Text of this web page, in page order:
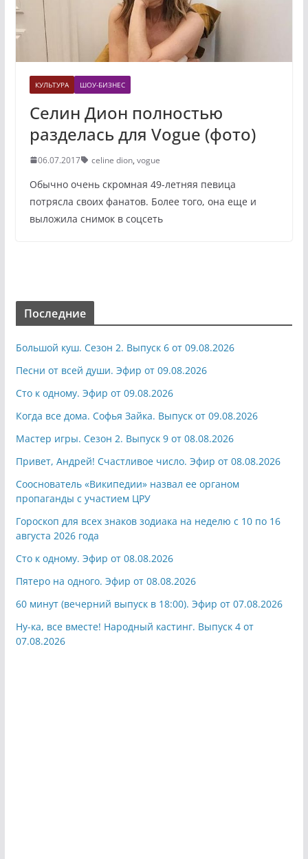
КУЛЬТУРА ШОУ-БИЗНЕС
Селин Дион полностью
разделась для Vogue (фото)
06.07.2017 celine dion, vogue
Обычно очень скромная 49-летняя певица
потрясла своих фанатов. Более того, она еще и
выложила снимок в соцсеть
Последние
Большой куш. Сезон 2. Выпуск 6 от 09.08.2026
Песни от всей души. Эфир от 09.08.2026
Сто к одному. Эфир от 09.08.2026
Когда все дома. Софья Зайка. Выпуск от 09.08.2026
Мастер игры. Сезон 2. Выпуск 9 от 08.08.2026
Привет, Андрей! Счастливое число. Эфир от 08.08.2026
Сооснователь «Википедии» назвал ее органом
пропаганды с участием ЦРУ
Гороскоп для всех знаков зодиака на неделю с 10 по 16
августа 2026 года
Сто к одному. Эфир от 08.08.2026
Пятеро на одного. Эфир от 08.08.2026
60 минут (вечерний выпуск в 18:00). Эфир от 07.08.2026
Ну-ка, все вместе! Народный кастинг. Выпуск 4 от
07.08.2026